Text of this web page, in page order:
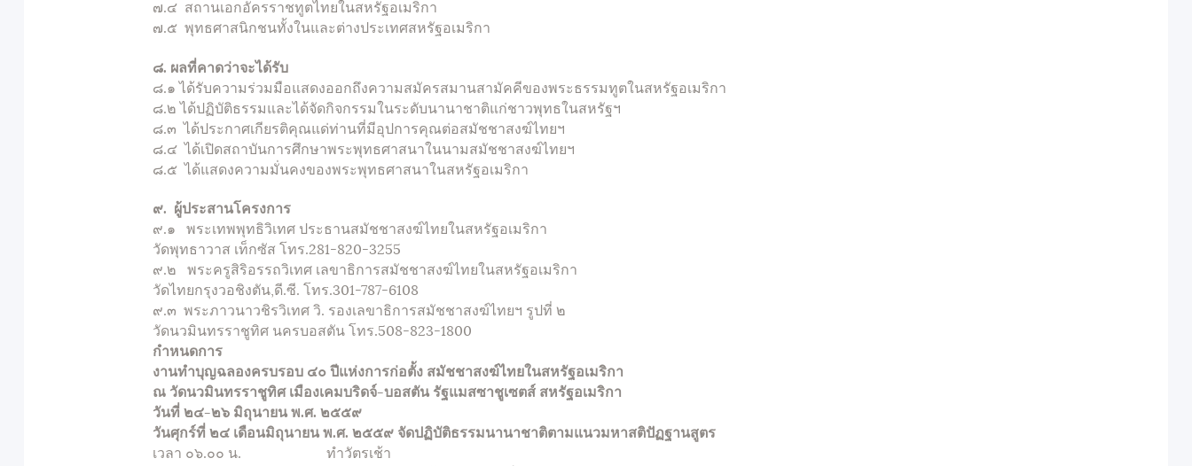
๗.๔ สถานเอกอัครราชทูตไทยในสหรัฐอเมริกา
๗.๕ พุทธศาสนิกชนทั้งในและต่างประเทศสหรัฐอเมริกา
๘. ผลที่คาดว่าจะได้รับ
๘.๑ ได้รับความร่วมมือแสดงออกถึงความสมัครสมานสามัคคีของพระธรรมทูตในสหรัฐอเมริกา
๘.๒ ได้ปฏิบัติธรรมและได้จัดกิจกรรมในระดับนานาชาติแก่ชาวพุทธในสหรัฐฯ
๘.๓ ได้ประกาศเกียรติคุณแด่ท่านที่มีอุปการคุณต่อสมัชชาสงฆ์ไทยฯ
๘.๔ ได้เปิดสถาบันการศึกษาพระพุทธศาสนาในนามสมัชชาสงฆ์ไทยฯ
๘.๕ ได้แสดงความมั่นคงของพระพุทธศาสนาในสหรัฐอเมริกา
๙. ผู้ประสานโครงการ
๙.๑ พระเทพพุทธิวิเทศ ประธานสมัชชาสงฆ์ไทยในสหรัฐอเมริกา
วัดพุทธาวาส เท็กซัส โทร.281-820-3255
๙.๒ พระครูสิริอรรถวิเทศ เลขาธิการสมัชชาสงฆ์ไทยในสหรัฐอเมริกา
วัดไทยกรุงวอชิงตัน,ดี.ซี. โทร.301-787-6108
๙.๓ พระภาวนาวชิรวิเทศ วิ. รองเลขาธิการสมัชชาสงฆ์ไทยฯ รูปที่ ๒
วัดนวมินทรราชูทิศ นครบอสตัน โทร.508-823-1800
กำหนดการ
งานทำบุญฉลองครบรอบ ๔๐ปีแห่งการก่อตั้งสมัชชาสงฆ์ไทยในสหรัฐอเมริกา
ณ วัดนวมินทรราชูทิศ เมืองเคมบริดจ์-บอสตัน รัฐแมสซาชูเซตส์ สหรัฐอเมริกา
วันที่ ๒๔-๒๖มิถุนายน พ.ศ. ๒๕๕๙
วันศุกร์ที่ ๒๔ เดือนมิถุนายน พ.ศ. ๒๕๕๙ จัดปฏิบัติธรรมนานาชาติตามแนวมหาสติปัฏฐานสูตร
เวลา ๐๖.๐๐ น. ทำวัตรเช้า